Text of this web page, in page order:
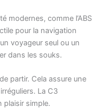
modernes, comme l’ABS
pour la navigation
voyageur seul ou un
dans les souks.
partir. Cela assure une
La C3
plaisir simple.